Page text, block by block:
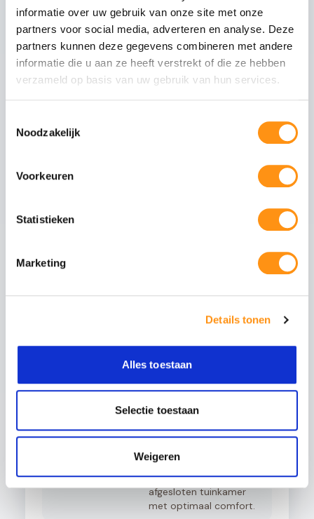
informatie over uw gebruik van onze site met onze
partners voor social media, adverteren en analyse. Deze
partners kunnen deze gegevens combineren met andere
informatie die u aan ze heeft verstrekt of die ze hebben
verzameld op basis van uw gebruik van hun services.
Noodzakelijk
Voorkeuren
Statistieken
Marketing
Details tonen
Alles toestaan
Selectie toestaan
Weigeren
een geïntegreerd afwateringssysteem en zijn
ontworpen voor een hellingshoek van minimaal 8
graden voor optimale waterafvoer. De
constructie is geschikt voor bevestiging aan
muren met een draagvermogen van minimaal
200 kg per strekkende meter.
Mat antraciete staanders
Zijliggers
Polycarbonaat dakplaten van 98cm breed
Glazen schuifwanden Schuif uw tuin open of
dicht met stijlvolle
glazen panelen. Ideaal
voor de voorzijde of
Aluminium schuifpui Volledig isolerende
schuifdeuren voor een
afgesloten tuinkamer
met optimaal comfort.